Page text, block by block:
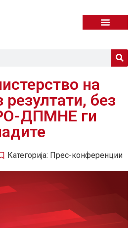
на
резултати, без
ДПМНЕ ги
Категорија: Прес-конференции